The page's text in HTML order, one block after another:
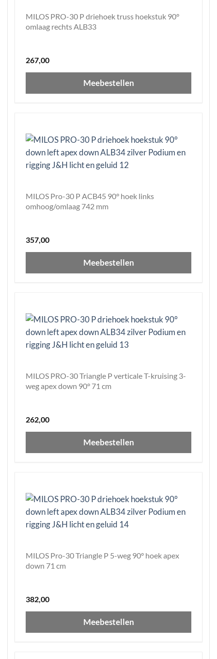
MILOS PRO-30 P driehoek truss hoekstuk 90°
omlaag rechts ALB33
267,00
Meebestellen
MILOS Pro-30 P ACB45 90° hoek links
omhoog/omlaag 742 mm
357,00
Meebestellen
MILOS PRO-30 Triangle P verticale T-kruising 3-
weg apex down 90° 71 cm
262,00
Meebestellen
MILOS Pro-30 Triangle P 5-weg 90° hoek apex
down 71 cm
382,00
Meebestellen